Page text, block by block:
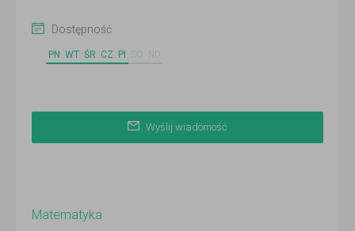
Dostępność
PN WT ŚR CZ PI
Wyślij wiadomość
Matematyka